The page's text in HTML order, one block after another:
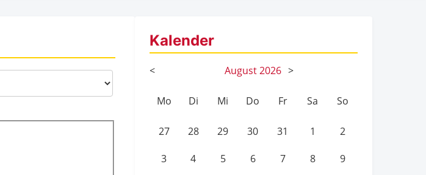
Kalender
< August2026 >
Mo Di Mi Do Fr Sa So
27 28 29 30 31 1 2
3 4 5 6 7 8 9